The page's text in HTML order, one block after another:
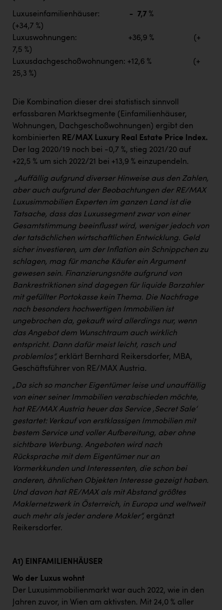
Luxuseinfamilienhäuser: - 7,7 %
(+34,7 %)
Luxuswohnungen: +36,9 % (+
7,5 %)
Luxusdachgeschoßwohnungen: +12,6 % (+
25,3 %)
Die Kombination dieser drei statistisch sinnvoll
erfassbaren Marktsegmente (Einfamilienhäuser,
Wohnungen, Dachgeschoßwohnungen) ergibt den
kombinierten RE/MAX Luxury Real Estate Price Index.
Der lag 2020/19 noch bei -0,7 %, stieg 2021/20 auf
+22,5 % um sich 2022/21 bei +13,9 % einzupendeln.
„Auffällig aufgrund diverser Hinweise aus den Zahlen,
aber auch aufgrund der Beobachtungen der RE/MAX
Luxusimmobilien Experten im ganzen Land ist die
Tatsache, dass das Luxussegment zwar von einer
Gesamtstimmung beeinflusst wird, weniger jedoch von
der tatsächlichen wirtschaftlichen Entwicklung. Geld
sicher investieren, um der Inflation ein Schnippchen zu
schlagen, mag für manche Käufer ein Argument
gewesen sein. Finanzierungsnöte aufgrund von
Bankrestriktionen sind dagegen für liquide Barzahler
mit gefüllter Portokasse kein Thema. Die Nachfrage
nach besonders hochwertigen Immobilien ist
ungebrochen da, gekauft wird allerdings nur, wenn
das Angebot dem Wunschtraum auch wirklich
entspricht. Dann dafür meist leicht, rasch und
problemlos“, erklärt Bernhard Reikersdorfer, MBA,
Geschäftsführer von RE/MAX Austria.
„Da sich so mancher Eigentümer leise und unauffällig
von einer seiner Immobilien verabschieden möchte,
hat RE/MAX Austria heuer das Service ‚Secret Sale‘
gestartet: Verkauf von erstklassigen Immobilien mit
bestem Service und voller Aufbereitung, aber ohne
sichtbare Werbung. Angeboten wird nach
Rücksprache mit dem Eigentümer nur an
Vormerkkunden und Interessenten, die schon bei
anderen, ähnlichen Objekten Interesse gezeigt haben.
Und davon hat RE/MAX als mit Abstand größtes
Maklernetzwerk in Österreich, in Europa und weltweit
auch mehr als jeder andere Makler“, ergänzt
Reikersdorfer.
A1) EINFAMILIENHÄUSER
Wo der Luxus wohnt
Der Luxusimmobilienmarkt war auch 2022, wie in den
Jahren zuvor, in Wien am aktivsten. Mit 24,0 % aller